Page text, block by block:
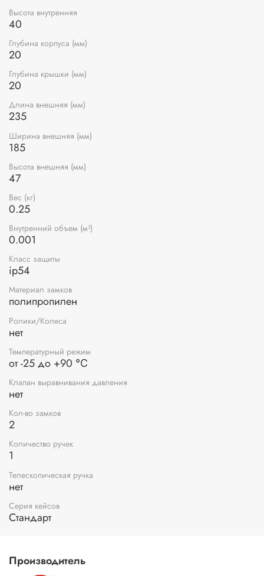
Высота внутренняя
40
Глубина корпуса (мм)
20
Глубина крышки (мм)
20
Длина внешняя (мм)
235
Ширина внешняя (мм)
185
Высота внешняя (мм)
47
Вес (кг)
0.25
Внутренний объем (м³)
0.001
Класс защиты
ip54
Материал замков
полипропилен
Ролики/Колеса
нет
Температурный режим
от -25 до +90 ℃
Клапан выравнивания давления
нет
Кол-во замков
2
Количество ручек
1
Телескопическая ручка
нет
Серия кейсов
Стандарт
Производитель